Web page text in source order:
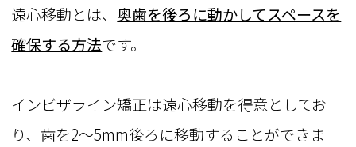
遠心移動とは、 奥歯を後ろに動かしてスペースを
確保する方法です。
インビザライン矯正は遠心移動を得意としてお
り、歯を2～5mm後ろに移動することができま